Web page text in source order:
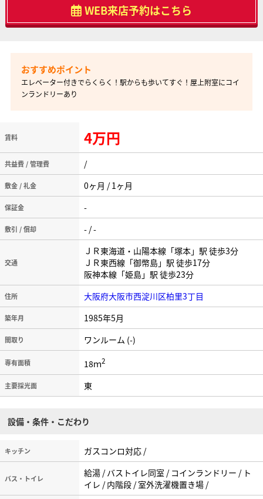
WEB来店予約はこちら
エレベーター付きでらくらく！駅からも歩いてすぐ！屋上附室にコイ
ンランドリーあり
賃料 4万円
共益費 / 管理費 /
敷金 / 礼金 0ヶ月 / 1ヶ月
保証金 -
敷引 / 償却 - / -
交通
ＪＲ東海道・山陽本線「塚本」駅 徒歩3分
ＪＲ東西線「御幣島」駅 徒歩17分
阪神本線「姫島」駅 徒歩23分
住所 大阪府大阪市西淀川区柏里3丁目
築年月 1985年5月
間取り ワンルーム (-)
専有面積 18ｍ2
主要採光面 東
設備・条件・こだわり
キッチン ガスコンロ対応 /
バス・トイレ
給湯 / バストイレ同室 / コインランドリー / ト
イレ / 内階段 / 室外洗濯機置き場 /